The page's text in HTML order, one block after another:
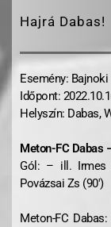
Hajrá Dabas!
Esemény:
Időpont:
Helyszín: Dabas,
Meton-FC Dabas
Gól: – ill. Irmes
Povázsai Zs (90′)
Meton-FC